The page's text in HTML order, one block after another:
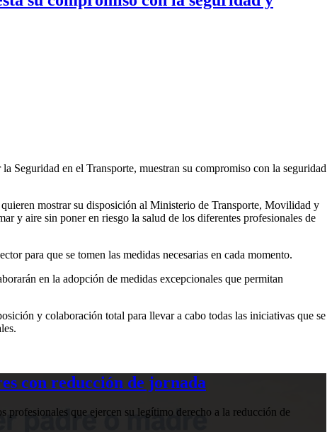
Seguridad en el Transporte, muestran su compromiso con la seguridad
mostrar su disposición al Ministerio de Transporte, Movilidad y
y aire sin poner en riesgo la salud de los diferentes profesionales de
para que se tomen las medidas necesarias en cada momento.
en la adopción de medidas excepcionales que permitan
y colaboración total para llevar a cabo todas las iniciativas que se
con reducción de jornada
que ejercen su legítimo derecho a la reducción de